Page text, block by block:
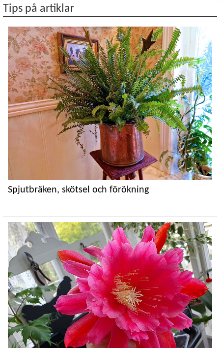
Tips på artiklar
Spjutbräken, skötsel och förökning